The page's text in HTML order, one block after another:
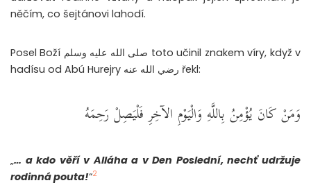
něčím, co šejtánovi lahodí.
Posel Boží صلى الله عليه وسلم toto učinil znakem víry, když v
hadísu od Abú Hurejry رضي الله عنه řekl:
وَمَنْ كَانَ يُؤْمِنُ بِاللَّهِ وَالْيَوْمِ الآخِرِ فَلْيَصِلْ رَحِمَهُ
„… a kdo věří v Alláha a v Den Poslední, nechť udržuje
rodinná pouta!“2